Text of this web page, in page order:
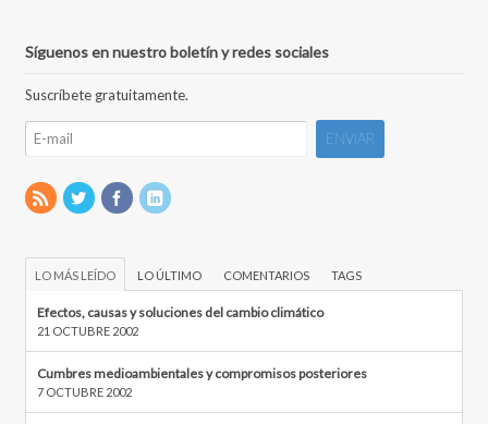
Síguenos en nuestro boletín y redes sociales
Suscríbete gratuitamente.
LO MÁS LEÍDO LO ÚLTIMO COMENTARIOS TAGS
Efectos, causas y soluciones del cambio climático
21 OCTUBRE 2002
Cumbres medioambientales y compromisos posteriores
7 OCTUBRE 2002